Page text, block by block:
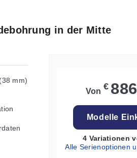
in der Mitte
mm)
Von €
Modelle
4 Variationen
Alle Serienoptionen